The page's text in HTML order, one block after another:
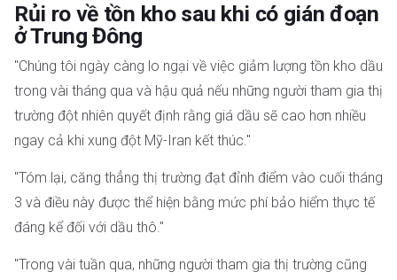
Rủi ro về tồn kho sau khi có gián đoạn
ở Trung Đông
"Chúng tôi ngày càng lo ngại về việc giảm lượng tồn kho dầu
trong vài tháng qua và hậu quả nếu những người tham gia thị
trường đột nhiên quyết định rằng giá dầu sẽ cao hơn nhiều
ngay cả khi xung đột Mỹ-Iran kết thúc."
"Tóm lại, căng thẳng thị trường đạt đỉnh điểm vào cuối tháng
3 và điều này được thể hiện bằng mức phí bảo hiểm thực tế
đáng kể đối với dầu thô."
"Trong vài tuần qua, những người tham gia thị trường cũng